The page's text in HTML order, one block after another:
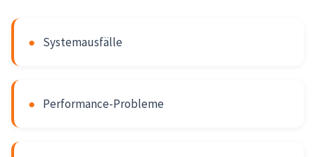
● Systemausfälle
● Performance-Probleme